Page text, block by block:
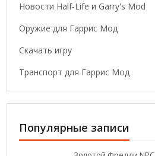
Новости Half-Life и Garry's Mod
Оружие для Гаррис Мод
Скачать игру
Транспорт для Гаррис Мод
Популярные записи